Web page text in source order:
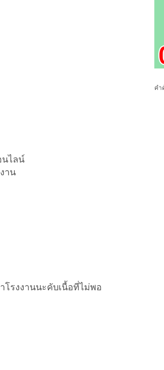
นไลน์
าน
โรงงานนะคับเนื้อที่ไม่พอ
คำ